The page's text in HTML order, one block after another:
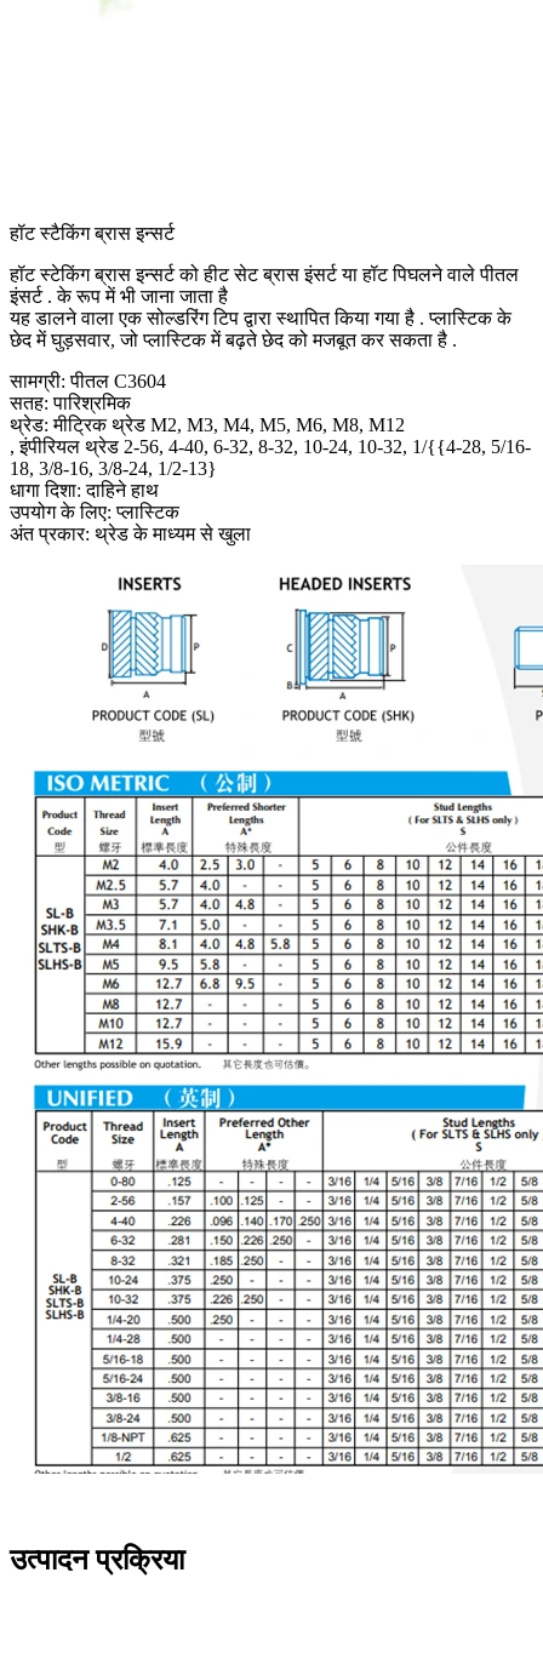
हॉट स्टैकिंग ब्रास इन्सर्ट
हॉट स्टेकिंग ब्रास इन्सर्ट को हीट सेट ब्रास इंसर्ट या हॉट पिघलने वाले पीतल
इंसर्ट . के रूप में भी जाना जाता है
यह डालने वाला एक सोल्डरिंग टिप द्वारा स्थापित किया गया है . प्लास्टिक के
छेद में घुड़सवार, जो प्लास्टिक में बढ़ते छेद को मजबूत कर सकता है .
सामग्री: पीतल C3604
सतह: पारिश्रमिक
थ्रेड: मीट्रिक थ्रेड M2, M3, M4, M5, M6, M8, M12
, इंपीरियल थ्रेड 2-56, 4-40, 6-32, 8-32, 10-24, 10-32, 1/{{4-28, 5/16-
18, 3/8-16, 3/8-24, 1/2-13}
धागा दिशा: दाहिने हाथ
उपयोग के लिए: प्लास्टिक
अंत प्रकार: थ्रेड के माध्यम से खुला
उत्पादन प्रक्रिया